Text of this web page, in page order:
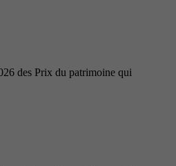
des Prix du patrimoine qui